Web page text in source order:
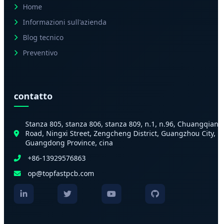
Home
Informazioni sull'azienda
Blog tecnico
Preventivo
contatto
Stanza 805, stanza 806, stanza 809, n.1, n.96,
Road, Ningxi Street, Zengcheng District, Guangzhou City,
Guangdong Province, cina
+86-13929576863
op@topfastpcb.com